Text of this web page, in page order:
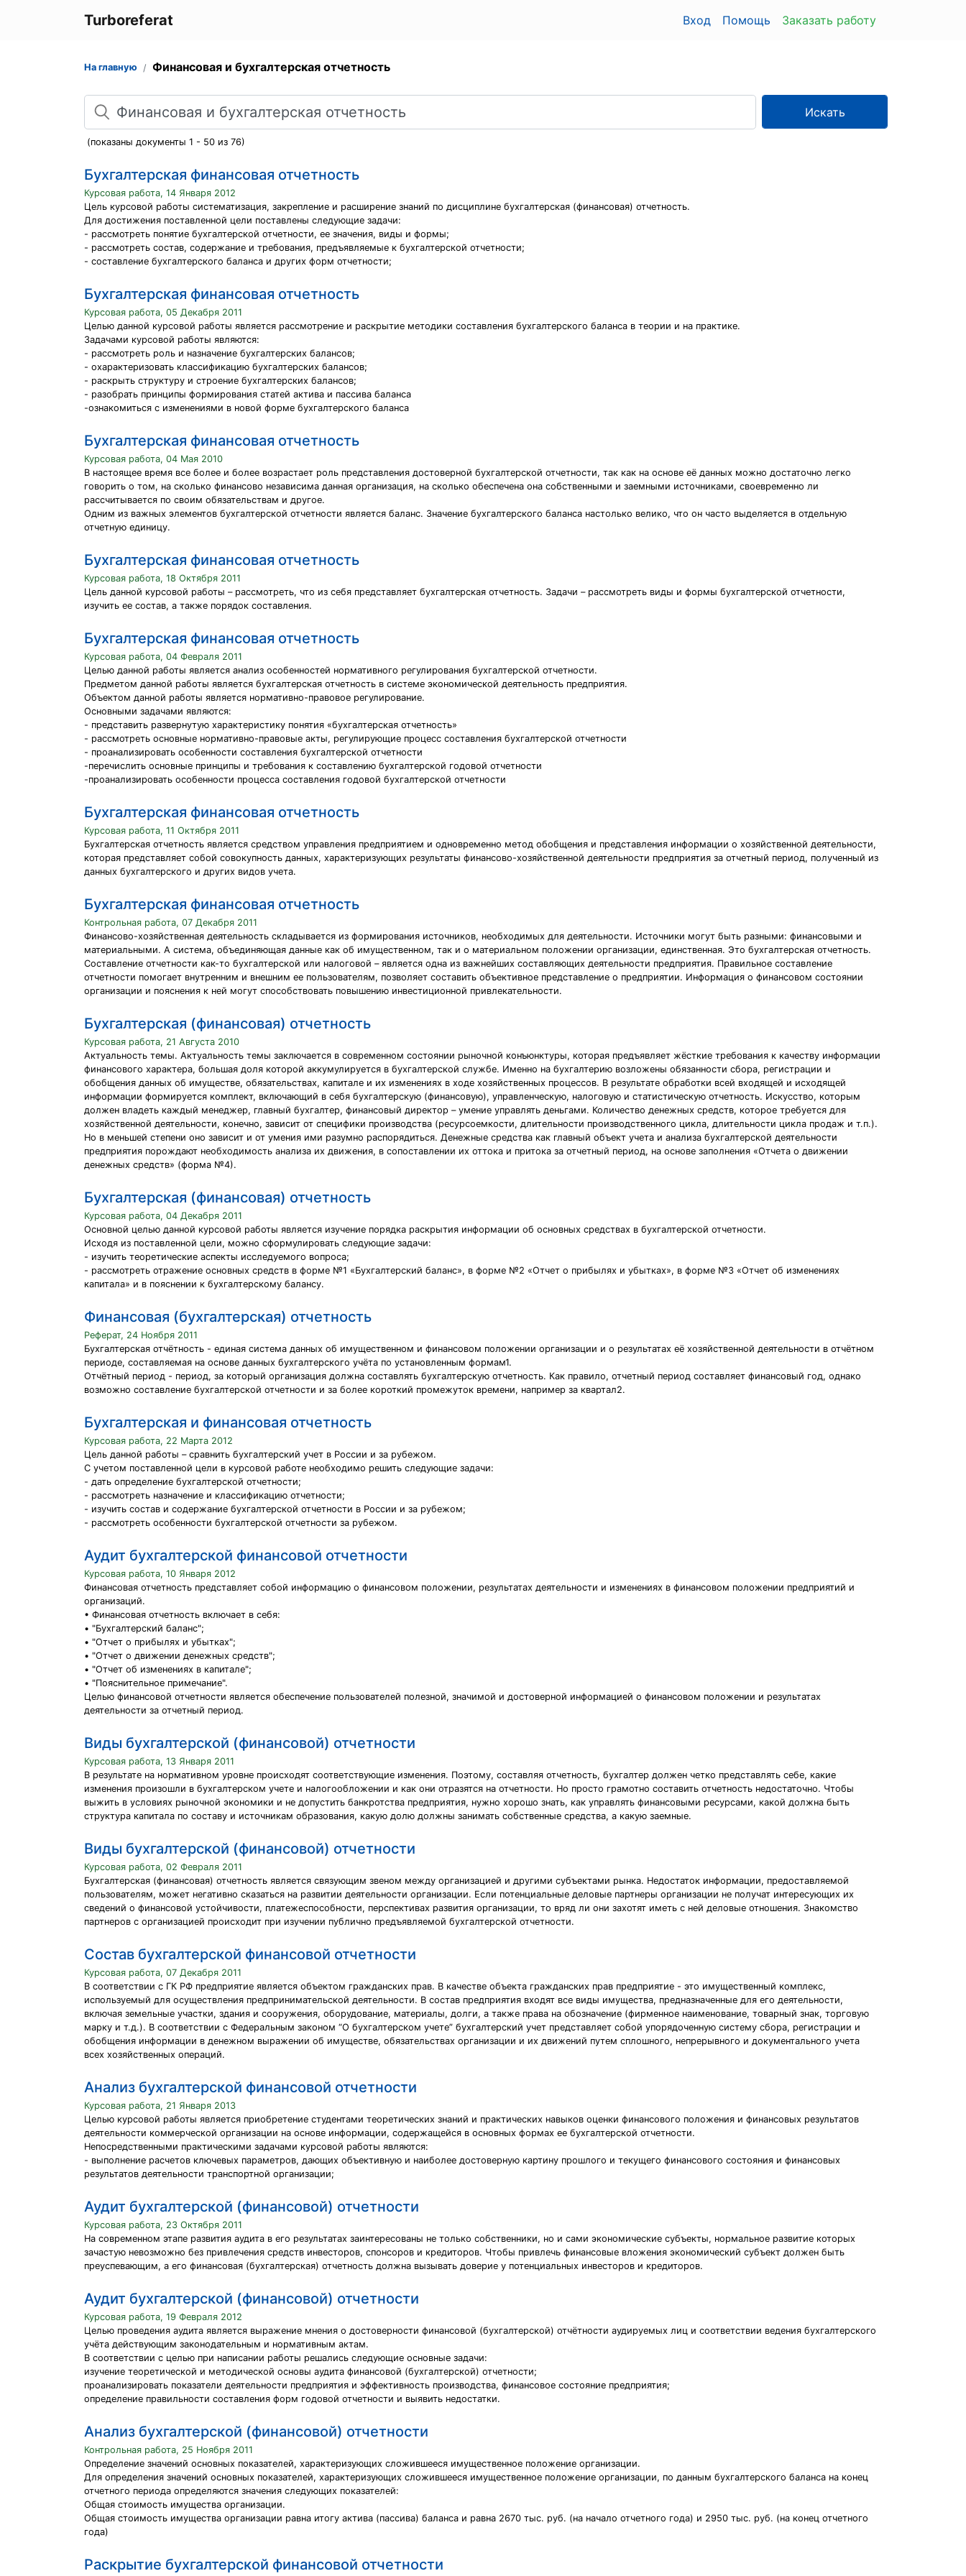
Turboreferat Вход Помощь Заказать работу
На главную Финансовая и бухгалтерская отчетность
Поиск
Искать
(показаны документы 1 - 50 из 76)
Бухгалтерская финансовая отчетность
Курсовая работа, 14 Января 2012
Цель курсовой работы систематизация, закрепление и расширение знаний по дисциплине бухгалтерская (финансовая) отчетность.
Для достижения поставленной цели поставлены следующие задачи:
- рассмотреть понятие бухгалтерской отчетности, ее значения, виды и формы;
- рассмотреть состав, содержание и требования, предъявляемые к бухгалтерской отчетности;
- составление бухгалтерского баланса и других форм отчетности;
Бухгалтерская финансовая отчетность
Курсовая работа, 05 Декабря 2011
Целью данной курсовой работы является рассмотрение и раскрытие методики составления бухгалтерского баланса в теории и на практике.
Задачами курсовой работы являются:
- рассмотреть роль и назначение бухгалтерских балансов;
- охарактеризовать классификацию бухгалтерских балансов;
- раскрыть структуру и строение бухгалтерских балансов;
- разобрать принципы формирования статей актива и пассива баланса
-ознакомиться с изменениями в новой форме бухгалтерского баланса
Бухгалтерская финансовая отчетность
Курсовая работа, 04 Мая 2010
В настоящее время все более и более возрастает роль представления достоверной бухгалтерской отчетности, так как на основе её данных можно достаточно легко
говорить о том, на сколько финансово независима данная организация, на сколько обеспечена она собственными и заемными источниками, своевременно ли
рассчитывается по своим обязательствам и другое.
Одним из важных элементов бухгалтерской отчетности является баланс. Значение бухгалтерского баланса настолько велико, что он часто выделяется в отдельную
отчетную единицу.
Бухгалтерская финансовая отчетность
Курсовая работа, 18 Октября 2011
Цель данной курсовой работы – рассмотреть, что из себя представляет бухгалтерская отчетность. Задачи – рассмотреть виды и формы бухгалтерской отчетности,
изучить ее состав, а также порядок составления.
Бухгалтерская финансовая отчетность
Курсовая работа, 04 Февраля 2011
Целью данной работы является анализ особенностей нормативного регулирования бухгалтерской отчетности.
Предметом данной работы является бухгалтерская отчетность в системе экономической деятельность предприятия.
Объектом данной работы является нормативно-правовое регулирование.
Основными задачами являются:
- представить развернутую характеристику понятия «бухгалтерская отчетность»
- рассмотреть основные нормативно-правовые акты, регулирующие процесс составления бухгалтерской отчетности
- проанализировать особенности составления бухгалтерской отчетности
-перечислить основные принципы и требования к составлению бухгалтерской годовой отчетности
-проанализировать особенности процесса составления годовой бухгалтерской отчетности
Бухгалтерская финансовая отчетность
Курсовая работа, 11 Октября 2011
Бухгалтерская отчетность является средством управления предприятием и одновременно метод обобщения и представления информации о хозяйственной деятельности,
которая представляет собой совокупность данных, характеризующих результаты финансово-хозяйственной деятельности предприятия за отчетный период, полученный из
данных бухгалтерского и других видов учета.
Бухгалтерская финансовая отчетность
Контрольная работа, 07 Декабря 2011
Финансово-хозяйственная деятельность складывается из формирования источников, необходимых для деятельности. Источники могут быть разными: финансовыми и
материальными. А система, объединяющая данные как об имущественном, так и о материальном положении организации, единственная. Это бухгалтерская отчетность.
Составление отчетности как-то бухгалтерской или налоговой – является одна из важнейших составляющих деятельности предприятия. Правильное составление
отчетности помогает внутренним и внешним ее пользователям, позволяет составить объективное представление о предприятии. Информация о финансовом состоянии
организации и пояснения к ней могут способствовать повышению инвестиционной привлекательности.
Бухгалтерская (финансовая) отчетность
Курсовая работа, 21 Августа 2010
Актуальность темы. Актуальность темы заключается в современном состоянии рыночной конъюнктуры, которая предъявляет жёсткие требования к качеству информации
финансового характера, большая доля которой аккумулируется в бухгалтерской службе. Именно на бухгалтерию возложены обязанности сбора, регистрации и
обобщения данных об имуществе, обязательствах, капитале и их изменениях в ходе хозяйственных процессов. В результате обработки всей входящей и исходящей
информации формируется комплект, включающий в себя бухгалтерскую (финансовую), управленческую, налоговую и статистическую отчетность. Искусство, которым
должен владеть каждый менеджер, главный бухгалтер, финансовый директор – умение управлять деньгами. Количество денежных средств, которое требуется для
хозяйственной деятельности, конечно, зависит от специфики производства (ресурсоемкости, длительности производственного цикла, длительности цикла продаж и т.п.).
Но в меньшей степени оно зависит и от умения ими разумно распорядиться. Денежные средства как главный объект учета и анализа бухгалтерской деятельности
предприятия порождают необходимость анализа их движения, в сопоставлении их оттока и притока за отчетный период, на основе заполнения «Отчета о движении
денежных средств» (форма №4).
Бухгалтерская (финансовая) отчетность
Курсовая работа, 04 Декабря 2011
Основной целью данной курсовой работы является изучение порядка раскрытия информации об основных средствах в бухгалтерской отчетности.
Исходя из поставленной цели, можно сформулировать следующие задачи:
- изучить теоретические аспекты исследуемого вопроса;
- рассмотреть отражение основных средств в форме №1 «Бухгалтерский баланс», в форме №2 «Отчет о прибылях и убытках», в форме №3 «Отчет об изменениях
капитала» и в пояснении к бухгалтерскому балансу.
Финансовая (бухгалтерская) отчетность
Реферат, 24 Ноября 2011
Бухгалтерская отчётность - единая система данных об имущественном и финансовом положении организации и о результатах её хозяйственной деятельности в отчётном
периоде, составляемая на основе данных бухгалтерского учёта по установленным формам1.
Отчётный период - период, за который организация должна составлять бухгалтерскую отчетность. Как правило, отчетный период составляет финансовый год, однако
возможно составление бухгалтерской отчетности и за более короткий промежуток времени, например за квартал2.
Бухгалтерская и финансовая отчетность
Курсовая работа, 22 Марта 2012
Цель данной работы – сравнить бухгалтерский учет в России и за рубежом.
С учетом поставленной цели в курсовой работе необходимо решить следующие задачи:
- дать определение бухгалтерской отчетности;
- рассмотреть назначение и классификацию отчетности;
- изучить состав и содержание бухгалтерской отчетности в России и за рубежом;
- рассмотреть особенности бухгалтерской отчетности за рубежом.
Аудит бухгалтерской финансовой отчетности
Курсовая работа, 10 Января 2012
Финансовая отчетность представляет собой информацию о финансовом положении, результатах деятельности и изменениях в финансовом положении предприятий и
организаций.
• Финансовая отчетность включает в себя:
• "Бухгалтерский баланс";
• "Отчет о прибылях и убытках";
• "Отчет о движении денежных средств";
• "Отчет об изменениях в капитале";
• "Пояснительное примечание".
Целью финансовой отчетности является обеспечение пользователей полезной, значимой и достоверной информацией о финансовом положении и результатах
деятельности за отчетный период.
Виды бухгалтерской (финансовой) отчетности
Курсовая работа, 13 Января 2011
В результате на нормативном уровне происходят соответствующие изменения. Поэтому, составляя отчетность, бухгалтер должен четко представлять себе, какие
изменения произошли в бухгалтерском учете и налогообложении и как они отразятся на отчетности. Но просто грамотно составить отчетность недостаточно. Чтобы
выжить в условиях рыночной экономики и не допустить банкротства предприятия, нужно хорошо знать, как управлять финансовыми ресурсами, какой должна быть
структура капитала по составу и источникам образования, какую долю должны занимать собственные средства, а какую заемные.
Виды бухгалтерской (финансовой) отчетности
Курсовая работа, 02 Февраля 2011
Бухгалтерская (финансовая) отчетность является связующим звеном между организацией и другими субъектами рынка. Недостаток информации, предоставляемой
пользователям, может негативно сказаться на развитии деятельности организации. Если потенциальные деловые партнеры организации не получат интересующих их
сведений о финансовой устойчивости, платежеспособности, перспективах развития организации, то вряд ли они захотят иметь с ней деловые отношения. Знакомство
партнеров с организацией происходит при изучении публично предъявляемой бухгалтерской отчетности.
Состав бухгалтерской финансовой отчетности
Курсовая работа, 07 Декабря 2011
В соответствии с ГК РФ предприятие является объектом гражданских прав. В качестве объекта гражданских прав предприятие - это имущественный комплекс,
используемый для осуществления предпринимательской деятельности. В состав предприятия входят все виды имущества, предназначенные для его деятельности,
включая земельные участки, здания и сооружения, оборудование, материалы, долги, а также права на обозначение (фирменное наименование, товарный знак, торговую
марку и т.д.). В соответствии с Федеральным законом “О бухгалтерском учете” бухгалтерский учет представляет собой упорядоченную систему сбора, регистрации и
обобщения информации в денежном выражении об имуществе, обязательствах организации и их движений путем сплошного, непрерывного и документального учета
всех хозяйственных операций.
Анализ бухгалтерской финансовой отчетности
Курсовая работа, 21 Января 2013
Целью курсовой работы является приобретение студентами теоретических знаний и практических навыков оценки финансового положения и финансовых результатов
деятельности коммерческой организации на основе информации, содержащейся в основных формах ее бухгалтерской отчетности.
Непосредственными практическими задачами курсовой работы являются:
- выполнение расчетов ключевых параметров, дающих объективную и наиболее достоверную картину прошлого и текущего финансового состояния и финансовых
результатов деятельности транспортной организации;
Аудит бухгалтерской (финансовой) отчетности
Курсовая работа, 23 Октября 2011
На современном этапе развития аудита в его результатах заинтересованы не только собственники, но и сами экономические субъекты, нормальное развитие которых
зачастую невозможно без привлечения средств инвесторов, спонсоров и кредиторов. Чтобы привлечь финансовые вложения экономический субъект должен быть
преуспевающим, а его финансовая (бухгалтерская) отчетность должна вызывать доверие у потенциальных инвесторов и кредиторов.
Аудит бухгалтерской (финансовой) отчетности
Курсовая работа, 19 Февраля 2012
Целью проведения аудита является выражение мнения о достоверности финансовой (бухгалтерской) отчётности аудируемых лиц и соответствии ведения бухгалтерского
учёта действующим законодательным и нормативным актам.
В соответствии с целью при написании работы решались следующие основные задачи:
изучение теоретической и методической основы аудита финансовой (бухгалтерской) отчетности;
проанализировать показатели деятельности предприятия и эффективность производства, финансовое состояние предприятия;
определение правильности составления форм годовой отчетности и выявить недостатки.
Анализ бухгалтерской (финансовой) отчетности
Контрольная работа, 25 Ноября 2011
Определение значений основных показателей, характеризующих сложившееся имущественное положение организации.
Для определения значений основных показателей, характеризующих сложившееся имущественное положение организации, по данным бухгалтерского баланса на конец
отчетного периода определяются значения следующих показателей:
Общая стоимость имущества организации.
Общая стоимость имущества организации равна итогу актива (пассива) баланса и равна 2670 тыс. руб. (на начало отчетного года) и 2950 тыс. руб. (на конец отчетного
года)
Раскрытие бухгалтерской финансовой отчетности